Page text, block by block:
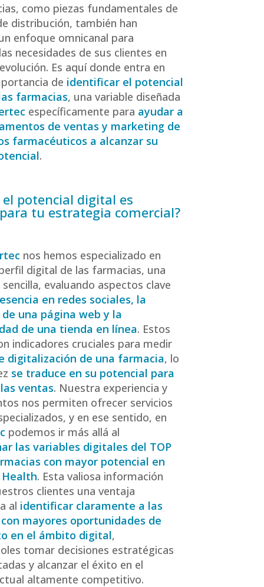
como piezas fundamentales de
distribución, también han
enfoque omnicanal para
necesidades de sus clientes en
Es aquí donde entra en
de identificar el potencial
farmacias, una variable diseñada
específicamente para ayudar a
de ventas y marketing de
farmacéuticos a alcanzar su
.
el potencial digital es
tu estrategia comercial?
nos hemos especializado en
digital de las farmacias, una
evaluando aspectos clave
en redes sociales, la
una página web y la
de una tienda en línea. Estos
indicadores cruciales para medir
digitalización de una farmacia, lo
se traduce en su potencial para
ventas. Nuestra experiencia y
nos permiten ofrecer servicios
y en ese sentido, en
podemos ir más allá al
las variables digitales del TOP
con mayor potencial en
Health. Esta valiosa información
clientes una ventaja
al identificar claramente a las
mayores oportunidades de
en el ámbito digital,
tomar decisiones estratégicas
y alcanzar el éxito en el
altamente competitivo.